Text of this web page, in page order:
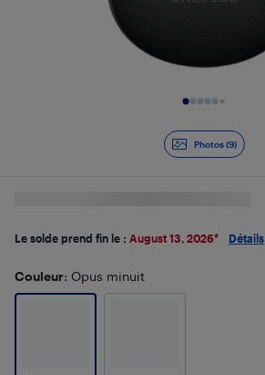
Photos (9)
Le solde prend fin le : August 13, 2026* Détails
Couleur: Opus minuit